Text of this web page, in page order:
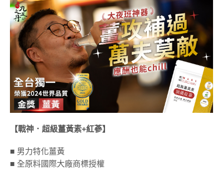
【戰神．超級薑黃素+紅蔘】
■ 男力特化薑黃
■ 全原料國際大廠商標授權